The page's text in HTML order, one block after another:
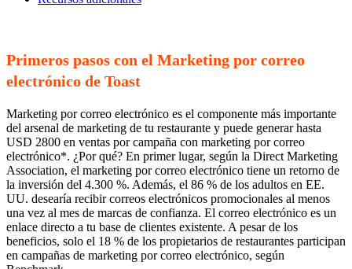
Primeros pasos con el Marketing por correo
electrónico de Toast
Marketing por correo electrónico es el componente más importante
del arsenal de marketing de tu restaurante y puede generar hasta
USD 2800 en ventas por campaña con marketing por correo
electrónico*. ¿Por qué? En primer lugar, según la Direct Marketing
Association, el marketing por correo electrónico tiene un retorno de
la inversión del 4.300 %. Además, el 86 % de los adultos en EE.
UU. desearía recibir correos electrónicos promocionales al menos
una vez al mes de marcas de confianza. El correo electrónico es un
enlace directo a tu base de clientes existente. A pesar de los
beneficios, solo el 18 % de los propietarios de restaurantes participan
en campañas de marketing por correo electrónico, según